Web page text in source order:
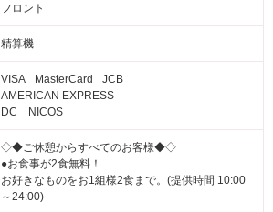
フロント
精算機
VISA MasterCard
JCB
AMERICAN EXPRESS
DC NICOS
◇◆ご休憩からすべてのお客様◆◇
●お食事が2食無料！
お好きなものをお1組様2食まで。(提供時間 10:00
～24:00)